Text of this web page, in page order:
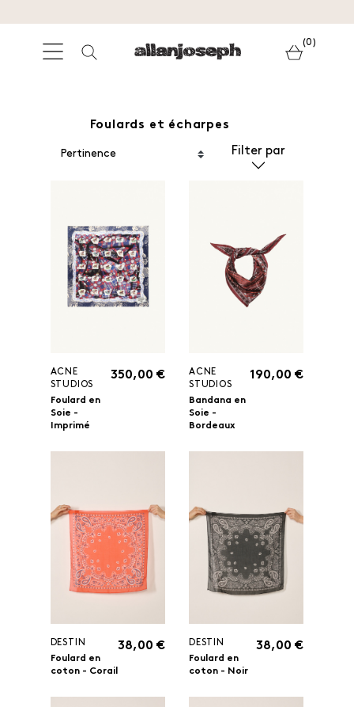
(0)
Foulards et écharpes
Filter par
ACNE
STUDIOS
Foulard en
Soie -
Imprimé
350,00 €
ACNE
STUDIOS
Bandana en
Soie -
Bordeaux
190,00 €
DESTIN
Foulard en
coton - Corail
38,00 €
DESTIN
Foulard en
coton - Noir
38,00 €